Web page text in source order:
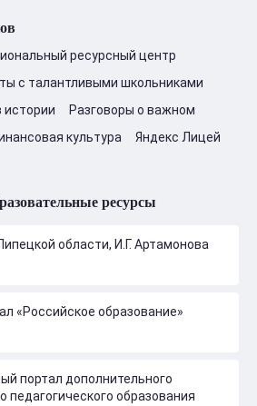
ресурсный центр
с талантливыми школьниками
истории
Разговоры о важном
культура Яндекс Лицей
ресурсы
области, И.Г. Артамонова
«Российское образование»
портал дополнительного
педагогического образования